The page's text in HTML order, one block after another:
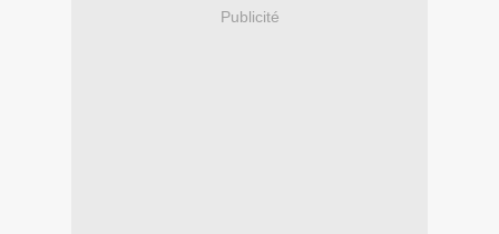
Publicité